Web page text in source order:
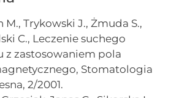
M., Trykowski J., Żmuda S.,
C., Leczenie suchego
z zastosowaniem pola
Stomatologia
2/2001.